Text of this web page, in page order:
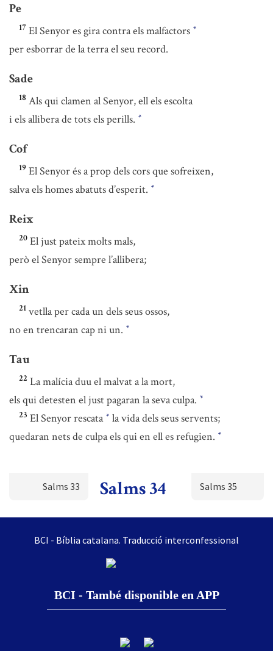
Pe
17 El Senyor es gira contra els malfactors *
per esborrar de la terra el seu record.
Sade
18 Als qui clamen al Senyor, ell els escolta
i els allibera de tots els perills. *
Cof
19 El Senyor és a prop dels cors que sofreixen,
salva els homes abatuts d’esperit. *
Reix
20 El just pateix molts mals,
però el Senyor sempre l’allibera;
Xin
21 vetlla per cada un dels seus ossos,
no en trencaran cap ni un. *
Tau
22 La malícia duu el malvat a la mort,
els qui detesten el just pagaran la seva culpa. *
23 El Senyor rescata * la vida dels seus servents;
quedaran nets de culpa els qui en ell es refugien. *
Salms 33 Salms 34 Salms 35
BCI - Bíblia catalana. Traducció interconfessional
BCI - També disponible en APP